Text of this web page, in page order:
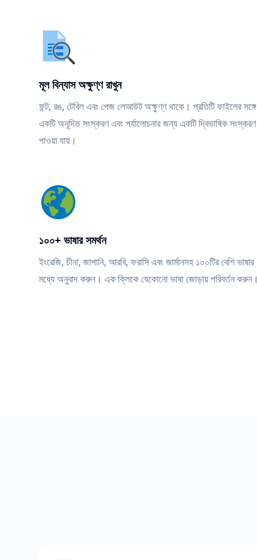
মূল বিন্যাস অক্ষুণ্ণ রাখুন
ফন্ট, রঙ, টেবিল এবং পেজ লেআউট অক্ষুণ্ণ থাকে। প্রতিটি ফাইলের সঙ্গে
একটি অনূদিত সংস্করণ এবং পর্যালোচনার জন্য একটি দ্বিভাষিক সংস্করণ
পাওয়া যায়।
১০০+ ভাষার সমর্থন
ইংরেজি, চীনা, জাপানি, আরবি, ফরাসি এবং জার্মানসহ ১০০টির বেশি ভাষার
মধ্যে অনুবাদ করুন। এক ক্লিকে যেকোনো ভাষা জোড়ায় পরিবর্তন করুন।